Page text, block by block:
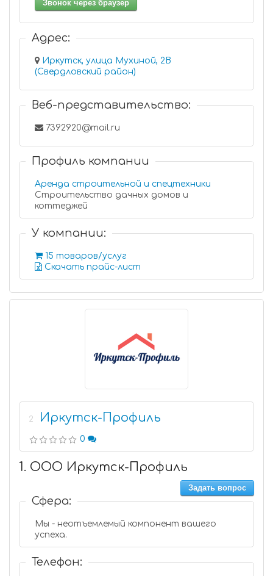
Звонок через браузер
Адрес:
Иркутск, улица Мухиной, 2В
(Свердловский район)
Веб-представительство:
7392920@mail.ru
Профиль компании
Аренда строительной и спецтехники
Строительство дачных домов и
коттеджей
У компании:
15 товаров/услуг
Скачать прайс-лист
2 Иркутск-Профиль
0
1. ООО Иркутск-Профиль
Задать вопрос
Сфера:
Мы - неотъемлемый компонент вашего
успеха.
Телефон: